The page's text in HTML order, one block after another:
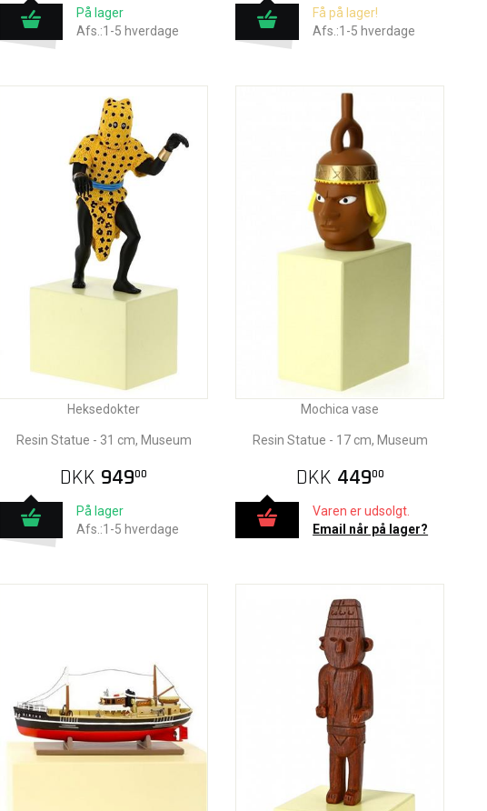
På lager
Afs.:1-5 hverdage
Få på lager!
Afs.:1-5 hverdage
Heksedokter
Resin Statue - 31 cm, Museum
DKK 94900
På lager
Afs.:1-5 hverdage
Mochica vase
Resin Statue - 17 cm, Museum
DKK 44900
Varen er udsolgt.
Email når på lager?